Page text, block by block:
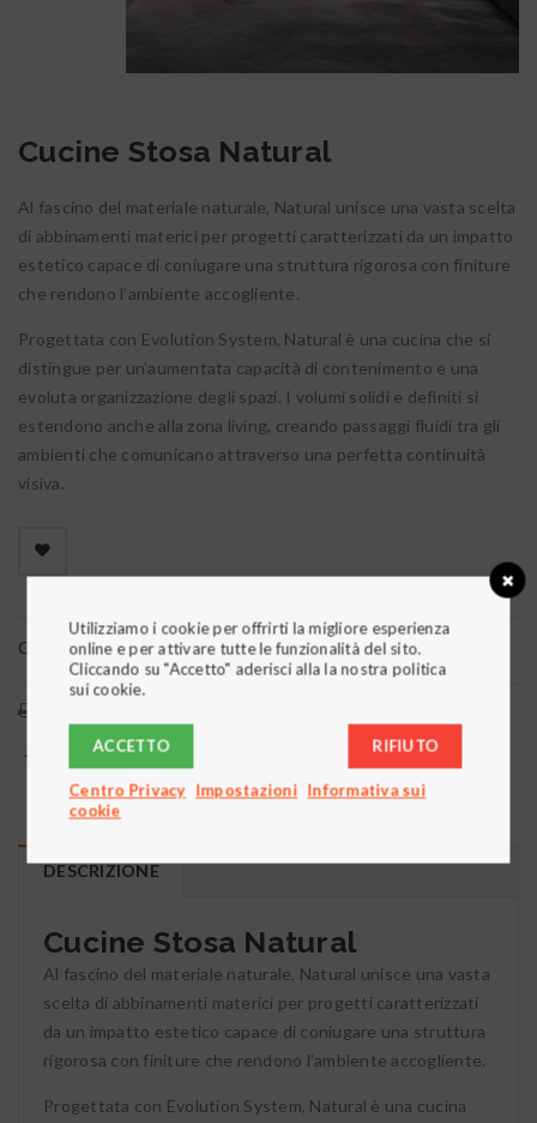
Cucine Stosa Natural
Al fascino del materiale naturale, Natural unisce una vasta scelta
di abbinamenti materici per progetti caratterizzati da un impatto
estetico capace di coniugare una struttura rigorosa con finiture
che rendono l’ambiente accogliente.
Progettata con Evolution System, Natural è una cucina che si
distingue per un’aumentata capacità di contenimento e una
evoluta organizzazione degli spazi. I volumi solidi e definiti si
estendono anche alla zona living, creando passaggi fluidi tra gli
ambienti che comunicano attraverso una perfetta continuità
visiva.
Categorie: Cucine ,Moderne
DESCRIZIONE
Cucine Stosa Natural
Al fascino del materiale naturale, Natural unisce una vasta
scelta di abbinamenti materici per progetti caratterizzati
da un impatto estetico capace di coniugare una struttura
rigorosa con finiture che rendono l’ambiente accogliente.
Progettata con Evolution System, Natural è una cucina
Utilizziamo i cookie per offrirti la migliore esperienza
online e per attivare tutte le funzionalità del sito.
Cliccando su "Accetto" aderisci alla la nostra politica
sui cookie.
ACCETTO RIFIUTO
Centro Privacy Impostazioni Informativa sui
cookie